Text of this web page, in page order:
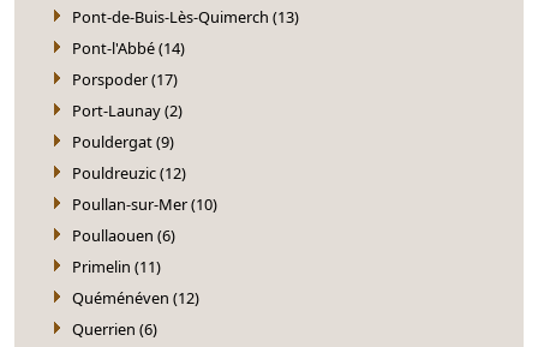
Pont-de-Buis-Lès-Quimerch (13)
Pont-l'Abbé (14)
Porspoder (17)
Port-Launay (2)
Pouldergat (9)
Pouldreuzic (12)
Poullan-sur-Mer (10)
Poullaouen (6)
Primelin (11)
Quéménéven (12)
Querrien (6)